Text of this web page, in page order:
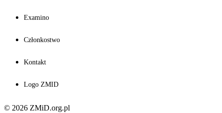
Examino
Członkostwo
Kontakt
Logo ZMID
© 2026 ZMiD.org.pl